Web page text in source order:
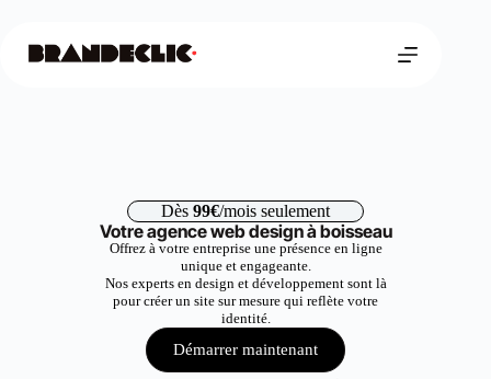
Dès 99€/mois seulement
Votre agence web design à boisseau
Offrez à votre entreprise une présence en ligne
unique et engageante.
Nos experts en design et développement sont là
pour créer un site sur mesure qui reflète votre
identité.
Démarrer maintenant